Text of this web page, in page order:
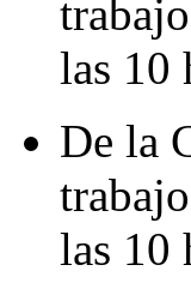
las 10
De la
las 10